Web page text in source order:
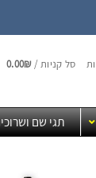
סל קניות / 0.00₪
תגי שם